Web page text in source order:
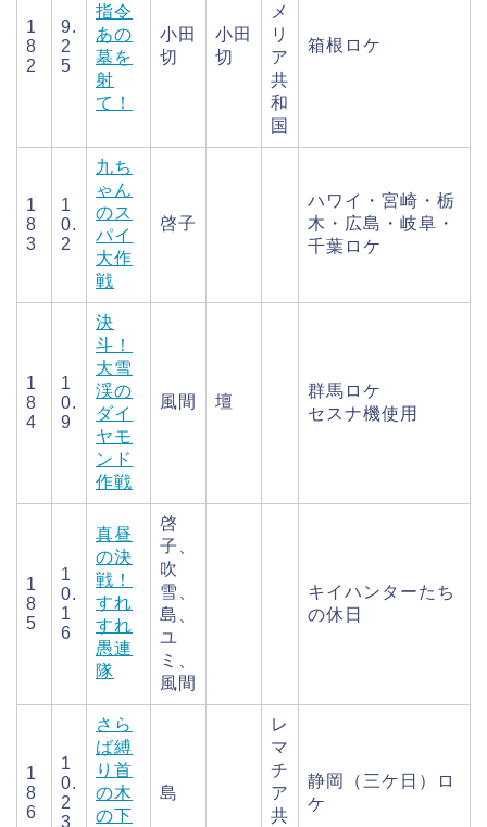
1
8
2
9.
2
5
指令
あの
墓を
射
て！
小田
切
小田
切
メ
リ
ア
共
和
国
箱根ロケ
1
8
3
1
0.
2
九ち
ゃん
のス
パイ
大作
戦
啓子
ハワイ・宮崎・栃
木・広島・岐阜・
千葉ロケ
1
8
4
1
0.
9
決
斗！
大雪
渓の
ダイ
ヤモ
ンド
作戦
風間 壇
群馬ロケ
セスナ機使用
1
8
5
1
0.
1
6
真昼
の決
戦！
すれ
すれ
愚連
隊
啓
子、
吹
雪、
島、
ユ
ミ、
風間
キイハンターたち
の休日
1
8
6
1
0.
2
3
さら
ば縛
り首
の木
の下
島
レ
マ
チ
ア
共
静岡（三ケ日）ロ
ケ